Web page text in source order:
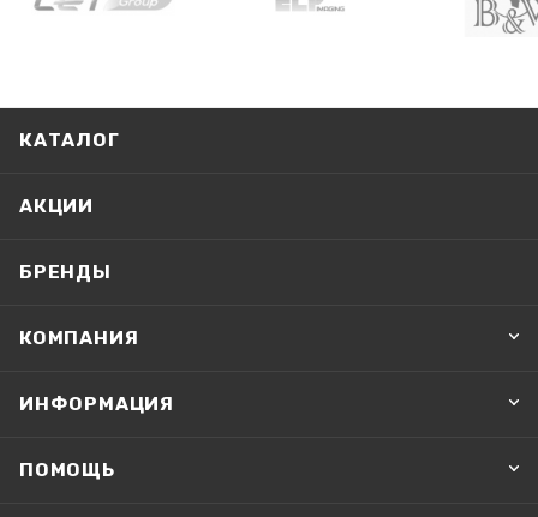
КАТАЛОГ
АКЦИИ
БРЕНДЫ
КОМПАНИЯ
ИНФОРМАЦИЯ
ПОМОЩЬ